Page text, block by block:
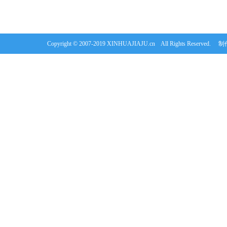
Copyright © 2007-2019 XINHUAJIAJU.cn All Rights Reserved.